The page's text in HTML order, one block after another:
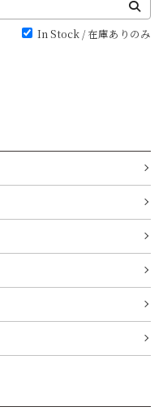
In Stock / 在庫ありのみ